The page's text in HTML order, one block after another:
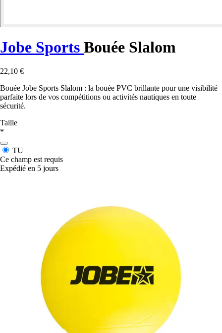
Jobe Sports Bouée Slalom
22,10 €
Bouée Jobe Sports Slalom : la bouée PVC brillante pour une visibilité
parfaite lors de vos compétitions ou activités nautiques en toute
sécurité.
Taille
*
TU
Ce champ est requis
Expédié en 5 jours